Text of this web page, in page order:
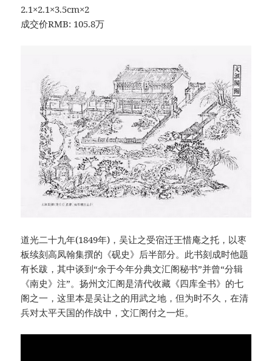
2.1×2.1×3.5cm×2
成交价RMB: 105.8万
道光二十九年(1849年)，吴让之受宿迁王惜庵之托，以枣
板续刻高凤翰集撰的《砚史》后半部分。此书刻成时他题
有长跋，其中谈到“余于今年分典文汇阁秘书”并曾“分辑
《南史》注”。扬州文汇阁是清代收藏《四库全书》的七
阁之一，这里本是吴让之的用武之地，但为时不久，在清
兵对太平天国的作战中，文汇阁付之一炬。